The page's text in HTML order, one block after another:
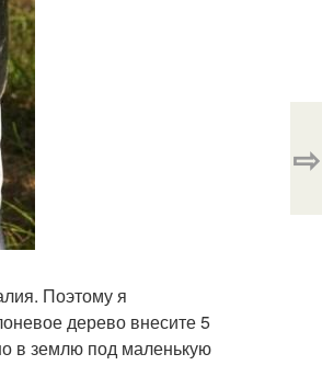
Поэтому я
дерево внесите 5
в землю под маленькую
⇨